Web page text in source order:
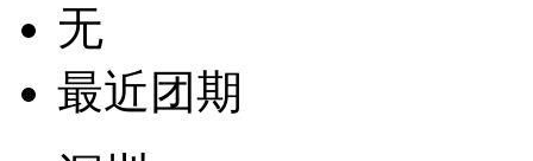
无
最近团期